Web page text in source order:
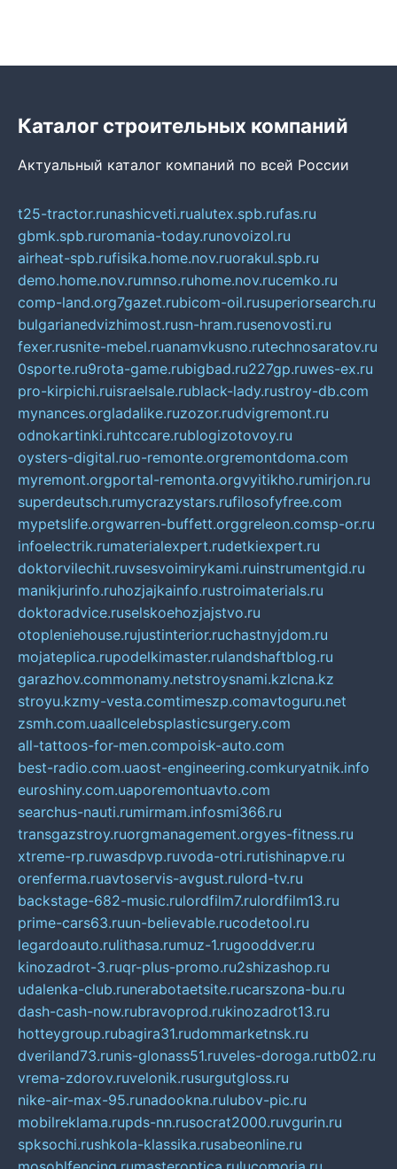
Каталог строительных компаний
Актуальный каталог компаний по всей России
t25-tractor.runashicveti.rualutex.spb.rufas.ru
gbmk.spb.ruromania-today.runovoizol.ru
airheat-spb.rufisika.home.nov.ruorakul.spb.ru
demo.home.nov.rumnso.ruhome.nov.rucemko.ru
comp-land.org7gazet.rubicom-oil.rusuperiorsearch.ru
bulgarianedvizhimost.rusn-hram.rusenovosti.ru
fexer.rusnite-mebel.ruanamvkusno.rutechnosaratov.ru
0sporte.ru9rota-game.rubigbad.ru227gp.ruwes-ex.ru
pro-kirpichi.ruisraelsale.rublack-lady.rustroy-db.com
mynances.orgladalike.ruzozor.rudvigremont.ru
odnokartinki.ruhtccare.rublogizotovoy.ru
oysters-digital.ruo-remonte.orgremontdoma.com
myremont.orgportal-remonta.orgvyitikho.rumirjon.ru
superdeutsch.rumycrazystars.rufilosofyfree.com
mypetslife.orgwarren-buffett.orggreleon.comsp-or.ru
infoelectrik.rumaterialexpert.rudetkiexpert.ru
doktorvilechit.ruvsesvoimirykami.ruinstrumentgid.ru
manikjurinfo.ruhozjajkainfo.rustroimaterials.ru
doktoradvice.ruselskoehozjajstvo.ru
otopleniehouse.rujustinterior.ruchastnyjdom.ru
mojateplica.rupodelkimaster.rulandshaftblog.ru
garazhov.commonamy.netstroysnami.kzlcna.kz
stroyu.kzmy-vesta.comtimeszp.comavtoguru.net
zsmh.com.uaallcelebsplasticsurgery.com
all-tattoos-for-men.compoisk-auto.com
best-radio.com.uaost-engineering.comkuryatnik.info
euroshiny.com.uaporemontuavto.com
searchus-nauti.rumirmam.infosmi366.ru
transgazstroy.ruorgmanagement.orgyes-fitness.ru
xtreme-rp.ruwasdpvp.ruvoda-otri.rutishinapve.ru
orenferma.ruavtoservis-avgust.rulord-tv.ru
backstage-682-music.rulordfilm7.rulordfilm13.ru
prime-cars63.ruun-believable.rucodetool.ru
legardoauto.rulithasa.rumuz-1.rugooddver.ru
kinozadrot-3.ruqr-plus-promo.ru2shizashop.ru
udalenka-club.runerabotaetsite.rucarszona-bu.ru
dash-cash-now.rubravoprod.rukinozadrot13.ru
hotteygroup.rubagira31.rudommarketnsk.ru
dveriland73.runis-glonass51.ruveles-doroga.rutb02.ru
vrema-zdorov.ruvelonik.rusurgutgloss.ru
nike-air-max-95.runadookna.rulubov-pic.ru
mobilreklama.rupds-nn.rusocrat2000.ruvgurin.ru
spksochi.rushkola-klassika.rusabeonline.ru